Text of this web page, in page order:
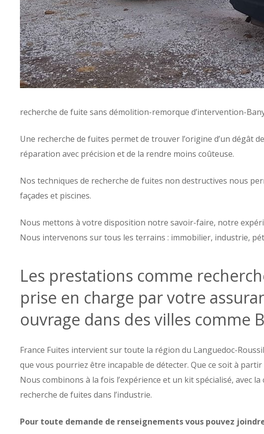
recherche de fuite sans démolition-remorque d’intervention-
Une recherche de fuites permet de trouver l’origine d’un dégât
réparation avec précision et de la rendre moins coûteuse.
Nos techniques de recherche de fuites non destructives nous
façades et piscines.
Nous mettons à votre disposition notre savoir-faire, notre
Nous intervenons sur tous les terrains : immobilier, industrie,
Les prestations comme
prise en charge par votre
ouvrage dans des villes comme
France Fuites intervient sur toute la région du Languedoc-
que vous pourriez être incapable de détecter. Que ce soit à
Nous combinons à la fois l’expérience et un kit spécialisé, avec
recherche de fuites dans l’industrie.
Pour toute demande de renseignements vous pouvez joindre